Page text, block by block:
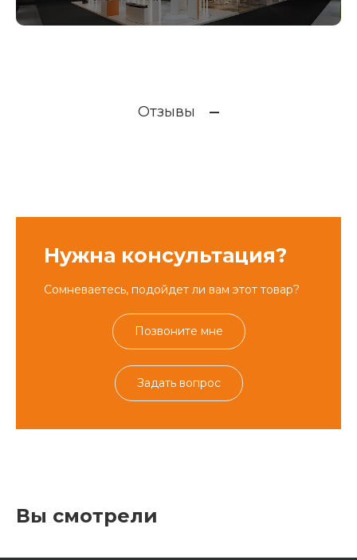
Отзывы
Нужна консультация?
Сомневаетесь, подойдет ли вам этот товар?
Позвоните мне
Задать вопрос
Вы смотрели